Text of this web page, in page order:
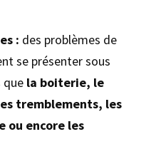
: des problèmes de
se présenter sous
la boiterie, le
tremblements, les
ou encore les